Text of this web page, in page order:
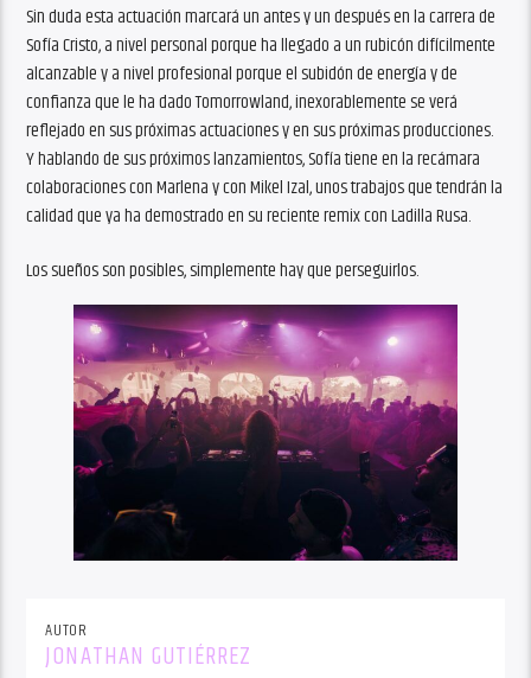
Sin duda esta actuación marcará un antes y un después en la carrera de
Sofía Cristo, a nivel personal porque ha llegado a un rubicón difícilmente
alcanzable y a nivel profesional porque el subidón de energía y de
confianza que le ha dado Tomorrowland, inexorablemente se verá
reflejado en sus próximas actuaciones y en sus próximas producciones.
Y hablando de sus próximos lanzamientos, Sofía tiene en la recámara
colaboraciones con Marlena y con Mikel Izal, unos trabajos que tendrán la
calidad que ya ha demostrado en su reciente remix con Ladilla Rusa.
Los sueños son posibles, simplemente hay que perseguirlos.
AUTOR
JONATHAN GUTIÉRREZ